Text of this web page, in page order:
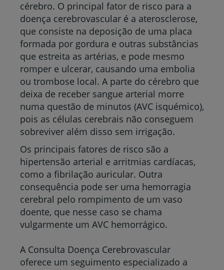
cérebro. O principal fator de risco para a
doença cerebrovascular é a aterosclerose,
que consiste na deposição de uma placa
formada por gordura e outras substâncias
que estreita as artérias, e pode mesmo
romper e ulcerar, causando uma embolia
ou trombose local. A parte do cérebro que
deixa de receber sangue arterial morre
numa questão de minutos (AVC isquémico),
pois as células cerebrais não conseguem
sobreviver além disso sem irrigação.
Os principais fatores de risco são a
hipertensão arterial e arritmias cardíacas,
como a fibrilação auricular. Outra
consequência pode ser uma hemorragia
cerebral pelo rompimento de um vaso
doente, que nesse caso se chama
vulgarmente um AVC hemorrágico.
A Consulta Doença Cerebrovascular
oferece um seguimento especializado a